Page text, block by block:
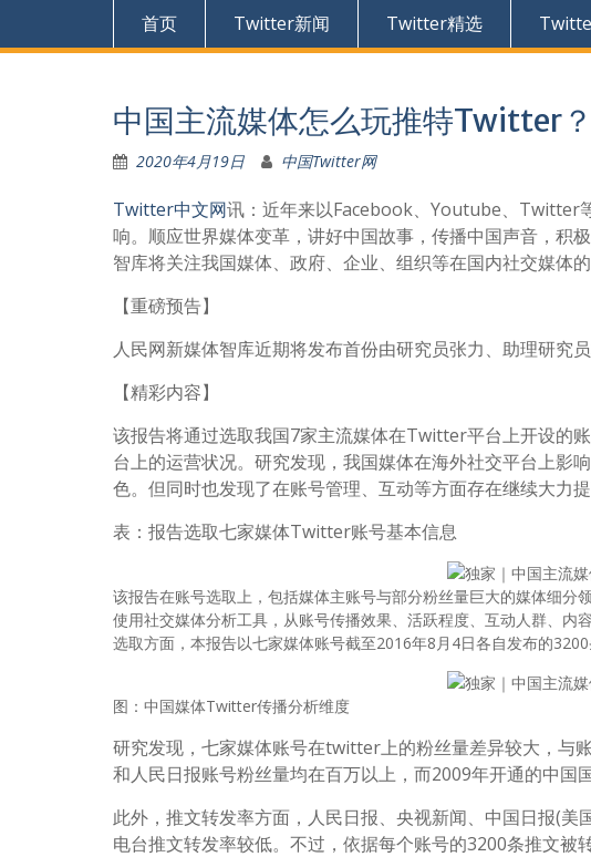
首页 Twitter新闻 Twitter精选
中国主流媒体怎么玩推特Twitter？
2020年4月19日 中国Twitter网
Twitter中文网讯：近年来以Facebook、Youtube、Twitter
响。顺应世界媒体变革，讲好中国故事，传播中国声音，积
智库将关注我国媒体、政府、企业、组织等在国内社交媒体的
【重磅预告】
人民网新媒体智库近期将发布首份由研究员张力、助理研究
【精彩内容】
该报告将通过选取我国7家主流媒体在Twitter平台上开设的
台上的运营状况。研究发现，我国媒体在海外社交平台上影
色。但同时也发现了在账号管理、互动等方面存在继续大力提
表：报告选取七家媒体Twitter账号基本信息
该报告在账号选取上，包括媒体主账号与部分粉丝量巨大的媒体细分
使用社交媒体分析工具，从账号传播效果、活跃程度、互动人群、
选取方面，本报告以七家媒体账号截至2016年8月4日各自发布的3200
图：中国媒体Twitter传播分析维度
研究发现，七家媒体账号在twitter上的粉丝量差异较大，与
和人民日报账号粉丝量均在百万以上，而2009年开通的中国
此外，推文转发率方面，人民日报、央视新闻、中国日报(
电台推文转发率较低。不过，依据每个账号的3200条推文